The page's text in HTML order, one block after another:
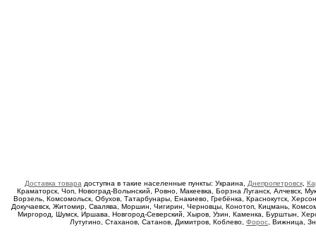
Доставка товара доступна в такие населенные пункты: Украина, Днепропетровск,
Краматорск, Чоп, Новоград-Волынский, Ровно, Макеевка, Борзна Луганск, Алчевск,
Ворзель, Комсомольск, Обухов, Татарбунары, Енакиево, Гребёнка, Краснокутск,
Докучаевск, Житомир, Свалява, Моршин, Чигирин, Черновцы, Конотоп, Кицмань,
Миргород, Шумск, Иршава, Новгород-Северский, Хыров, Узин, Каменка, Бурштын,
Лутугино, Стаханов, Сатанов, Димитров, Коблево, Форос , Вижница,